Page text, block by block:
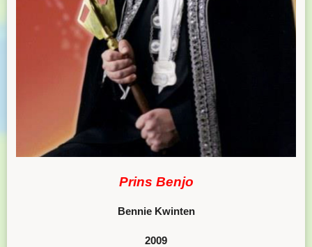
Prins Benjo
Bennie Kwinten
2009